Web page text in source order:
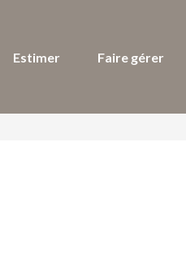
Estimer Faire gérer